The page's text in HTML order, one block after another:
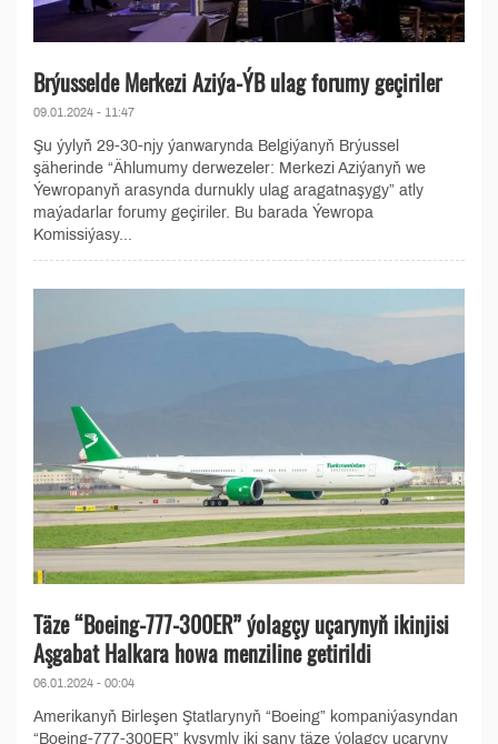
Brýusselde Merkezi Aziýa-ÝB ulag forumy geçiriler
09.01.2024 - 11:47
Şu ýylyň 29-30-njy ýanwarynda Belgiýanyň Brýussel
şäherinde “Ählumumy derwezeler: Merkezi Aziýanyň we
Ýewropanyň arasynda durnukly ulag aragatnaşygy” atly
maýadarlar forumy geçiriler. Bu barada Ýewropa
Komissiýasy...
Täze “Boeing-777-300ER” ýolagçy uçarynyň ikinjisi
Aşgabat Halkara howa menziline getirildi
06.01.2024 - 00:04
Amerikanyň Birleşen Ştatlarynyň “Boeing” kompaniýasyndan
“Boeing-777-300ER” kysymly iki sany täze ýolagçy uçaryny